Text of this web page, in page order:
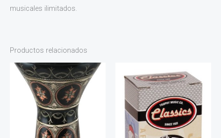
musicales ilimitados.
Productos relacionados